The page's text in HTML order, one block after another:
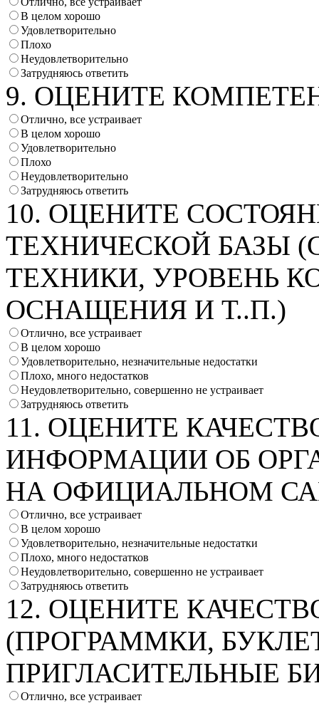
В целом хорошо
Удовлетворительно
Плохо
Неудовлетворительно
Затрудняюсь ответить
9. ОЦЕНИТЕ
Отлично, все устраивает
В целом хорошо
Удовлетворительно
Плохо
Неудовлетворительно
Затрудняюсь ответить
10. ОЦЕНИТЕ
ТЕХНИЧЕСКОЙ БАЗЫ
ТЕХНИКИ, УРОВЕНЬ
ОСНАЩЕНИЯ И Т..П.)
Отлично, все устраивает
В целом хорошо
Удовлетворительно, незначительные недостатки
Плохо, много недостатков
Неудовлетворительно, совершенно не устраивает
Затрудняюсь ответить
11. ОЦЕНИТЕ
ИНФОРМАЦИИ ОБ
НА ОФИЦИАЛЬНОМ
Отлично, все устраивает
В целом хорошо
Удовлетворительно, незначительные недостатки
Плохо, много недостатков
Неудовлетворительно, совершенно не устраивает
Затрудняюсь ответить
12. ОЦЕНИТЕ
(ПРОГРАММКИ,
ПРИГЛАСИТЕЛЬНЫЕ
Отлично, все устраивает